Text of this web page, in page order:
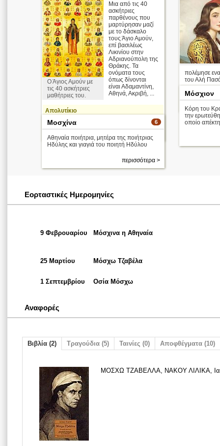
Ο Άγιος Αμούν με
τις 40 ασκήτριες
μαθήτριες του.
Μια από τις 40
ασκήτριες
παρθένους που
μαρτύρησαν μαζί
με το δάσκαλο
τους Άγιο Αμούν,
επί βασιλέως
Λικινίου στην
Αδριανούπολη της
Θράκης. Τα
ονόματα τους
όπως δίνονται
είναι Αδαμαντίνη,
Αθηνά, Ακριβή, ...
Απολυτίκιο
περισσότερα >
πολέμησε
του Αλή
Μόσχιον
Κόρη του
την
οποίο
6
Μοσχίνα
Αθηναία ποιήτρια, μητέρα της ποιήτριας
Ηδύλης και γιαγιά του ποιητή Ηδύλου
περισσότερα >
Εορταστικές Ημερομηνίες
9 Φεβρουαρίου Μόσχινα η Αθηναία
25 Μαρτίου Μόσχω Τζαβέλα
1 Σεπτεμβρίου Οσία Μόσχω
Αναφορές
Βιβλία (2) Τραγούδια (5) Ταινίες (0) Αποφθέγματα (10)
ΜΟΣΧΩ ΤΖΑΒΕΛΛΑ, ΝΑΚΟΥ ΛΙΛΙΚΑ,